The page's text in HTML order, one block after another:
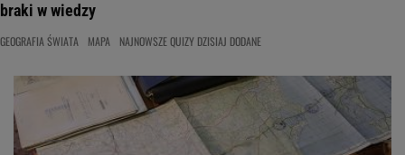
braki w wiedzy
GEOGRAFIA ŚWIATA MAPA NAJNOWSZE QUIZY DZISIAJ DODANE